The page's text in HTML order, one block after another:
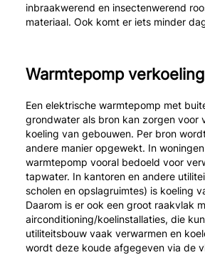
inbraakwerend en insectenwerend
materiaal. Ook komt er iets minder
Warmtepomp verkoeling
Een elektrische warmtepomp met
grondwater als bron kan zorgen voor
koeling van gebouwen. Per bron
andere manier opgewekt. In
warmtepomp vooral bedoeld voor
tapwater. In kantoren en andere
scholen en opslagruimtes) is koeling
Daarom is er ook een groot raakvlak
airconditioning/koelinstallaties, die
utiliteitsbouw vaak verwarmen en
wordt deze koude afgegeven via de